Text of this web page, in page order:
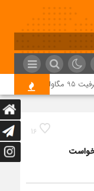
نزدیک
16